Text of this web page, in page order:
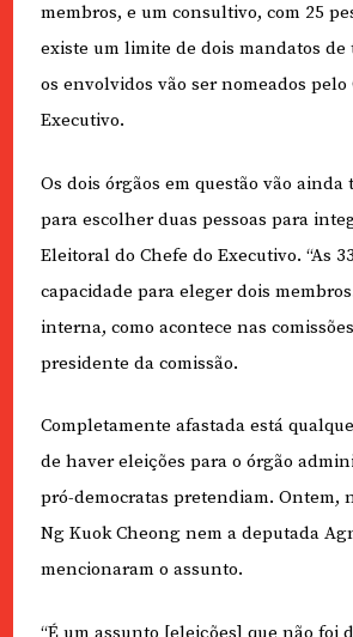
membros, e um consultivo, com 25
existe um limite de dois mandatos de
os envolvidos vão ser nomeados pelo
Executivo.
Os dois órgãos em questão vão ainda
para escolher duas pessoas para
Eleitoral do Chefe do Executivo. “As
capacidade para eleger dois
interna, como acontece nas
presidente da comissão.
Completamente afastada está
de haver eleições para o órgão
pró-democratas pretendiam. Ontem,
Ng Kuok Cheong nem a deputada
mencionaram o assunto.
“É um assunto [eleições] que não foi